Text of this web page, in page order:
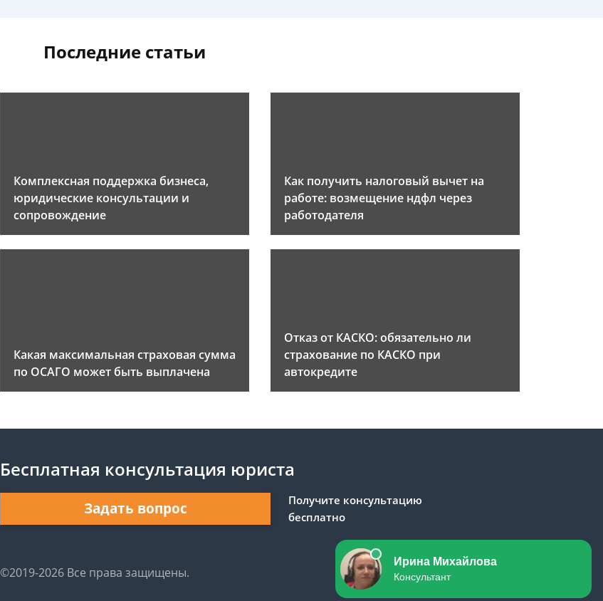
Последние статьи
Комплексная поддержка бизнеса,
юридические консультации и
сопровождение
Как получить налоговый вычет на
работе: возмещение ндфл через
работодателя
Какая максимальная страховая сумма
по ОСАГО может быть выплачена
Отказ от КАСКО: обязательно ли
страхование по КАСКО при
автокредите
Бесплатная консультация юриста
Задать вопрос
Получите консультацию
бесплатно
©2019-2026 Все права защищены.